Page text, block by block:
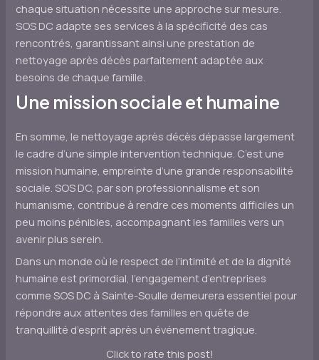
chaque situation nécessite une approche sur mesure.
SOS DC adapte ses services à la spécificité des cas
rencontrés, garantissant ainsi une prestation de
nettoyage après décès parfaitement adaptée aux
besoins de chaque famille.
Une mission sociale et humaine
En somme, le nettoyage après décès dépasse largement
le cadre d’une simple intervention technique. C’est une
mission humaine, empreinte d’une grande responsabilité
sociale. SOS DC, par son professionnalisme et son
humanisme, contribue à rendre ces moments difficiles un
peu moins pénibles, accompagnant les familles vers un
avenir plus serein.
Dans un monde où le respect de l’intimité et de la dignité
humaine est primordial, l’engagement d’entreprises
comme SOS DC à Sainte-Soulle demeurera essentiel pour
répondre aux attentes des familles en quête de
tranquillité d’esprit après un événement tragique.
Click to rate this post!